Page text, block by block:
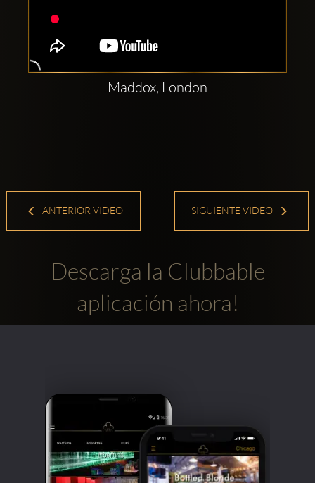
Maddox, London
ANTERIOR VIDEO SIGUIENTE VIDEO
Descarga la Clubbable
aplicación ahora!